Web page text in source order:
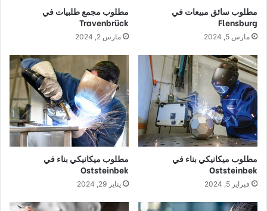
مطلوب سائق مبيعات في
Flensburg
مارس 5, 2024
مطلوب مجمع طلبيات في
Travenbrück
مارس 2, 2024
مطلوب ميكانيكي بناء في
Oststeinbek
فبراير 5, 2024
مطلوب ميكانيكي بناء في
Oststeinbek
يناير 29, 2024